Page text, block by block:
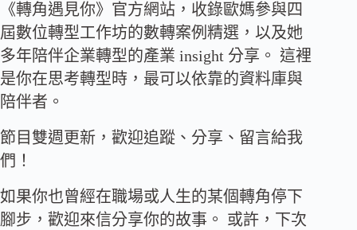
《轉角遇見你》官方網站，收錄歐媽參與四
屆數位轉型工作坊的數轉案例精選，以及她
多年陪伴企業轉型的產業 insight 分享。 這裡
是你在思考轉型時，最可以依靠的資料庫與
陪伴者。
節目雙週更新，歡迎追蹤、分享、留言給我
們！
如果你也曾經在職場或人生的某個轉角停下
腳步，歡迎來信分享你的故事。 或許，下次